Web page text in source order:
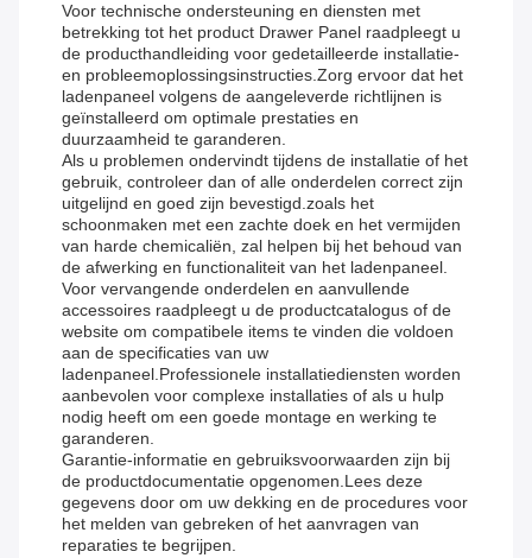
Voor technische ondersteuning en diensten met
betrekking tot het product Drawer Panel raadpleegt u
de producthandleiding voor gedetailleerde installatie-
en probleemoplossingsinstructies.Zorg ervoor dat het
ladenpaneel volgens de aangeleverde richtlijnen is
geïnstalleerd om optimale prestaties en
duurzaamheid te garanderen.
Als u problemen ondervindt tijdens de installatie of het
gebruik, controleer dan of alle onderdelen correct zijn
uitgelijnd en goed zijn bevestigd.zoals het
schoonmaken met een zachte doek en het vermijden
van harde chemicaliën, zal helpen bij het behoud van
de afwerking en functionaliteit van het ladenpaneel.
Voor vervangende onderdelen en aanvullende
accessoires raadpleegt u de productcatalogus of de
website om compatibele items te vinden die voldoen
aan de specificaties van uw
ladenpaneel.Professionele installatiediensten worden
aanbevolen voor complexe installaties of als u hulp
nodig heeft om een goede montage en werking te
garanderen.
Garantie-informatie en gebruiksvoorwaarden zijn bij
de productdocumentatie opgenomen.Lees deze
gegevens door om uw dekking en de procedures voor
het melden van gebreken of het aanvragen van
reparaties te begrijpen.